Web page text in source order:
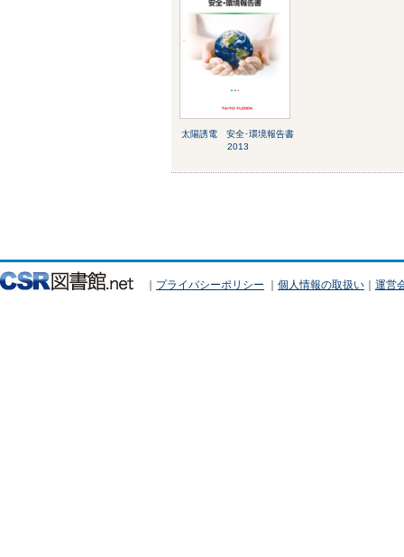
太陽誘電 安全･環境報告書
2013
｜ プライバシーポリシー ｜ 個人情報の取扱い ｜ 運営